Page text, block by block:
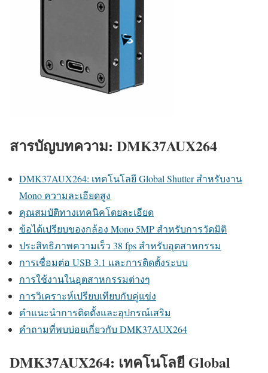
สารบัญบทความ: DMK37AUX264
DMK37AUX264: เทคโนโลยี Global Shutter สำหรับงาน
Mono ความละเอียดสูง
คุณสมบัติทางเทคนิคโดยละเอียด
ข้อได้เปรียบของกล้อง Mono 5MP สำหรับการวัดมิติ
ประสิทธิภาพความเร็ว 38 fps สำหรับอุตสาหกรรม
การเชื่อมต่อ USB 3.1 และการติดตั้งระบบ
การใช้งานในอุตสาหกรรมต่างๆ
การวิเคราะห์เปรียบเทียบกับคู่แข่ง
คำแนะนำการติดตั้งและอุปกรณ์เสริม
คำถามที่พบบ่อยเกี่ยวกับ DMK37AUX264
DMK37AUX264: เทคโนโลยี Global